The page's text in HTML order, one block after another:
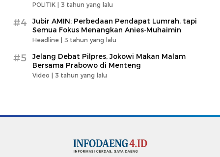
POLITIK | 3 tahun yang lalu
#4
Jubir AMIN: Perbedaan Pendapat Lumrah, tapi
Semua Fokus Menangkan Anies-Muhaimin
Headline | 3 tahun yang lalu
#5
Jelang Debat Pilpres, Jokowi Makan Malam
Bersama Prabowo di Menteng
Video | 3 tahun yang lalu